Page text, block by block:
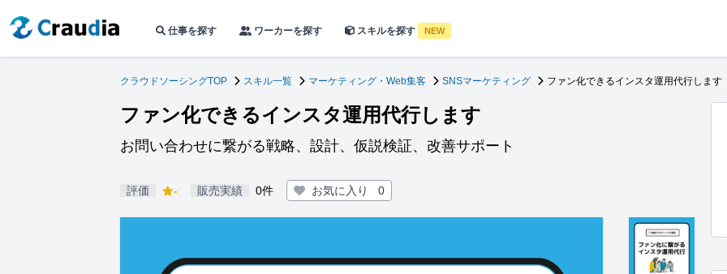
仕事を探す ワーカーを探す スキルを探す NEW
クラウドソーシングTOP スキル一覧 マーケティング・Web集客 SNSマーケティング ファン化できるインスタ運用代行します
ファン化できるインスタ運用代行します
お問い合わせに繋がる戦略、設計、仮説検証、改善サポート
評価 - 販売実績 0件 お気に入り 0